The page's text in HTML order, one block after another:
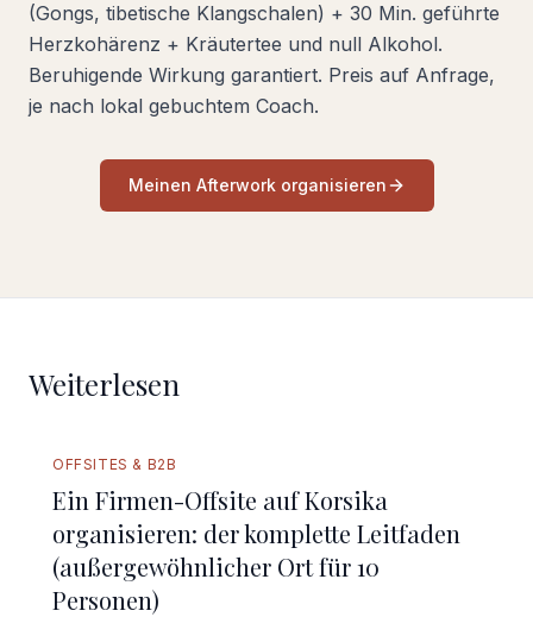
(Gongs, tibetische Klangschalen) + 30 Min. geführte
Herzkohärenz + Kräutertee und null Alkohol.
Beruhigende Wirkung garantiert. Preis auf Anfrage,
je nach lokal gebuchtem Coach.
Meinen Afterwork organisieren
Weiterlesen
VOLLSTÄNDIGER LEITFADEN
OFFSITES & B2B
Ein Firmen-Offsite auf Korsika
organisieren: der komplette Leitfaden
(außergewöhnlicher Ort für 10
Personen)